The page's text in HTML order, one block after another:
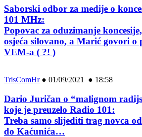
Saborski odbor za medije o
101 MHz:
Popovac za oduzimanje
osjeća silovano, a Marić govori o
VEM-a ( ?! )
TrisComHr● 01/09/2021 ● 18:58
Dario Juričan o “malignom
koje je preuzelo Radio 101:
Treba samo slijediti trag novca
do Kaćunića…